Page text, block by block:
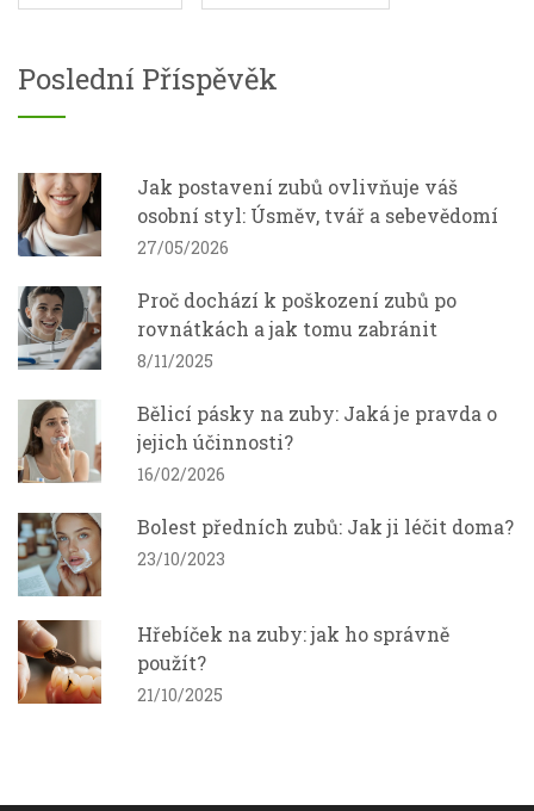
Poslední Příspěvěk
Jak postavení zubů ovlivňuje váš
osobní styl: Úsměv, tvář a sebevědomí
27/05/2026
Proč dochází k poškození zubů po
rovnátkách a jak tomu zabránit
8/11/2025
Bělicí pásky na zuby: Jaká je pravda o
jejich účinnosti?
16/02/2026
Bolest předních zubů: Jak ji léčit doma?
23/10/2023
Hřebíček na zuby: jak ho správně
použít?
21/10/2025